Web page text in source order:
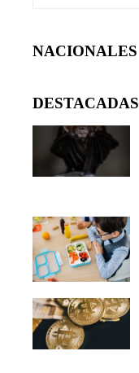
NACIONALES
DESTACADAS